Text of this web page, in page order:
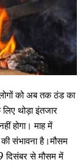
को अब तक ठंड का
थोड़ा इंतजार
होगा। माह में
संभावना है।मौसम
दिसंबर से मौसम में